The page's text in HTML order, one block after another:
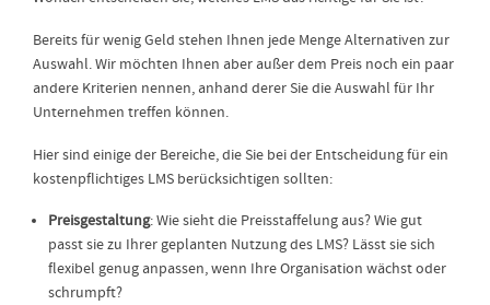
Bereits für wenig Geld stehen Ihnen jede Menge Alternativen zur
Auswahl. Wir möchten Ihnen aber außer dem Preis noch ein paar
andere Kriterien nennen, anhand derer Sie die Auswahl für Ihr
Unternehmen treffen können.
Hier sind einige der Bereiche, die Sie bei der Entscheidung für ein
kostenpflichtiges LMS berücksichtigen sollten:
Preisgestaltung: Wie sieht die Preisstaffelung aus? Wie gut
passt sie zu Ihrer geplanten Nutzung des LMS? Lässt sie sich
flexibel genug anpassen, wenn Ihre Organisation wächst oder
schrumpft?